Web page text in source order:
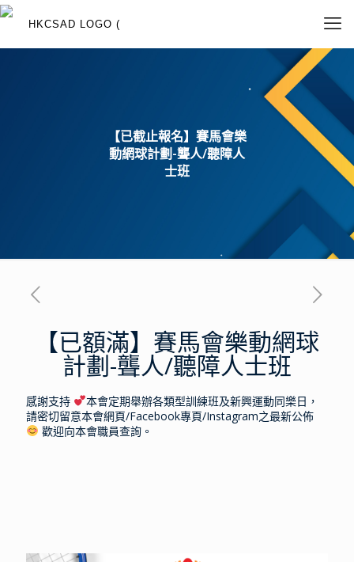
【已截止報名】賽馬會樂
動網球計劃-聾人/聽障人
士班
【已額滿】賽馬會樂動網球
計劃-聾人/聽障人士班
感謝支持
本會定期舉辦各類型訓練班及新興運動同樂日，
請密切留意本會網頁/Facebook專頁/Instagram之最新公佈
歡迎向本會職員查詢。